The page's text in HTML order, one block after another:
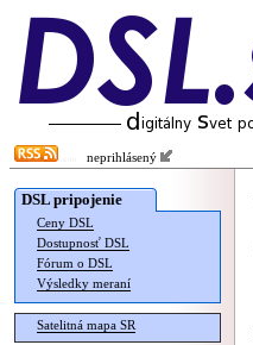
neprihlásený
DSL pripojenie
Ceny DSL
Dostupnosť DSL
Fórum o DSL
Výsledky meraní
Satelitná mapa SR